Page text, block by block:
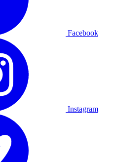
Facebook
Instagram